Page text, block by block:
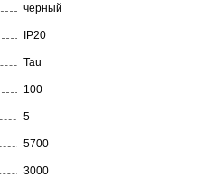
черный
IP20
Tau
100
5
5700
3000